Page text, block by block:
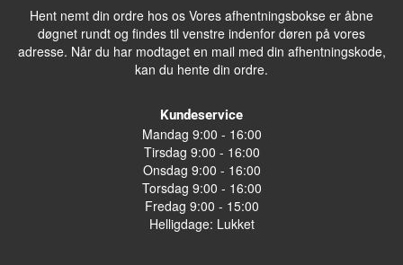
Hent nemt din ordre hos os Vores afhentningsbokse er åbne
døgnet rundt og findes til venstre indenfor døren på vores
adresse. Når du har modtaget en mail med din afhentningskode,
kan du hente din ordre.
Kundeservice
Mandag 9:00 - 16:00
Tirsdag 9:00 - 16:00
Onsdag 9:00 - 16:00
Torsdag 9:00 - 16:00
Fredag 9:00 - 15:00
Helligdage: Lukket